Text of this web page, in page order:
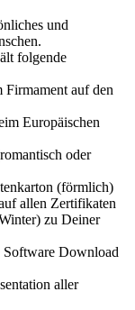
und
folgende
Firmament auf den
Europäischen
oder
(förmlich)
allen Zertifikaten
zu Deiner
Download
aller